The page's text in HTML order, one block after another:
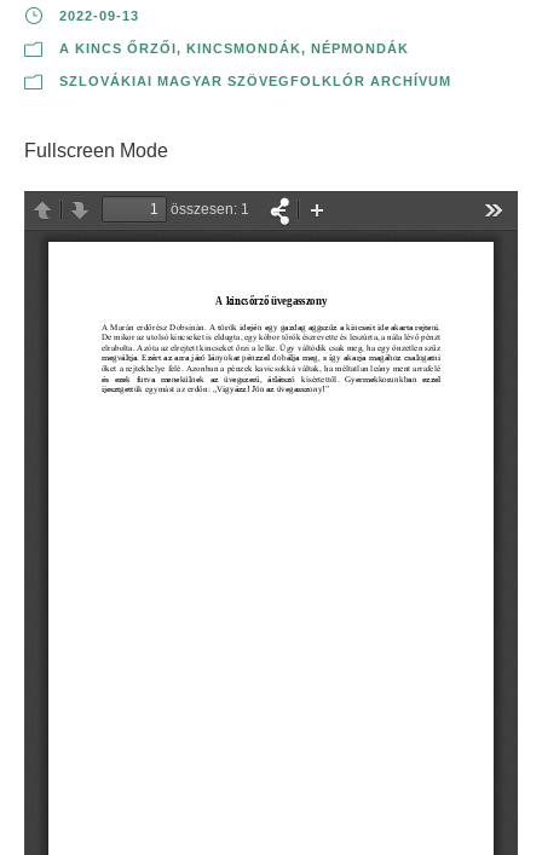
2022-09-13
A KINCS ŐRZŐI , KINCSMONDÁK, NÉPMONDÁK
SZLOVÁKIAI MAGYAR SZÖVEGFOLKLÓR ARCHÍVUM
Fullscreen Mode